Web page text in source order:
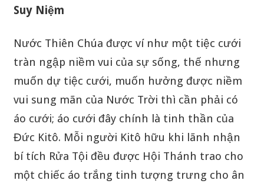
Suy Niệm
Nước Thiên Chúa được ví như một tiệc cưới
tràn ngập niềm vui của sự sống, thế nhưng
muốn dự tiệc cưới, muốn hưởng được niềm
vui sung mãn của Nước Trời thì cần phải có
áo cưới; áo cưới đây chính là tinh thần của
Đức Kitô. Mỗi người Kitô hữu khi lãnh nhận
bí tích Rửa Tội đều được Hội Thánh trao cho
một chiếc áo trắng tinh tượng trưng cho ân